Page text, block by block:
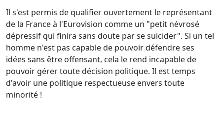
Il s'est permis de qualifier ouvertement le représentant
de la France à l'Eurovision comme un "petit névrosé
dépressif qui finira sans doute par se suicider". Si un tel
homme n'est pas capable de pouvoir défendre ses
idées sans être offensant, cela le rend incapable de
pouvoir gérer toute décision politique. Il est temps
d'avoir une politique respectueuse envers toute
minorité !